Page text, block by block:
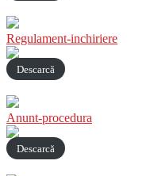
Regulament-inchiriere
Descarcă
Anunt-procedura
Descarcă